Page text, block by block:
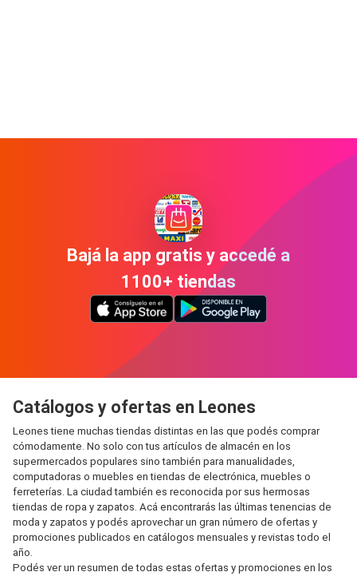
Bajá la app gratis y accedé a
1100+ tiendas
Catálogos y ofertas en Leones
Leones tiene muchas tiendas distintas en las que podés comprar
cómodamente. No solo con tus artículos de almacén en los
supermercados populares sino también para manualidades,
computadoras o muebles en tiendas de electrónica, muebles o
ferreterías. La ciudad también es reconocida por sus hermosas
tiendas de ropa y zapatos. Acá encontrarás las últimas tenencias de
moda y zapatos y podés aprovechar un gran número de ofertas y
promociones publicados en catálogos mensuales y revistas todo el
año.
Podés ver un resumen de todas estas ofertas y promociones en los